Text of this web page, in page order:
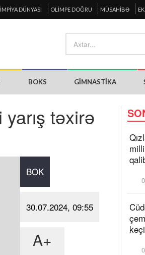
DÜNYASI OLIMPE DOĞRU MÜSAHIBƏ
BOKS GIMNASTIKA
yarış təxirə
BOK
30.07.2024, 09:55
A+